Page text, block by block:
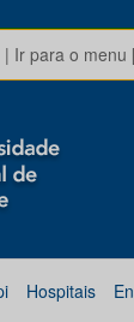
| Ir para o menu
Hospitais